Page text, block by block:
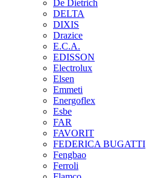
De Dietrich
DELTA
DIXIS
Drazice
E.C.A.
EDISSON
Electrolux
Elsen
Emmeti
Energoflex
Esbe
FAR
FAVORIT
FEDERICA BUGATTI
Fengbao
Ferroli